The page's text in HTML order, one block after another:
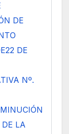
DE
DE
Nº.
DE LA